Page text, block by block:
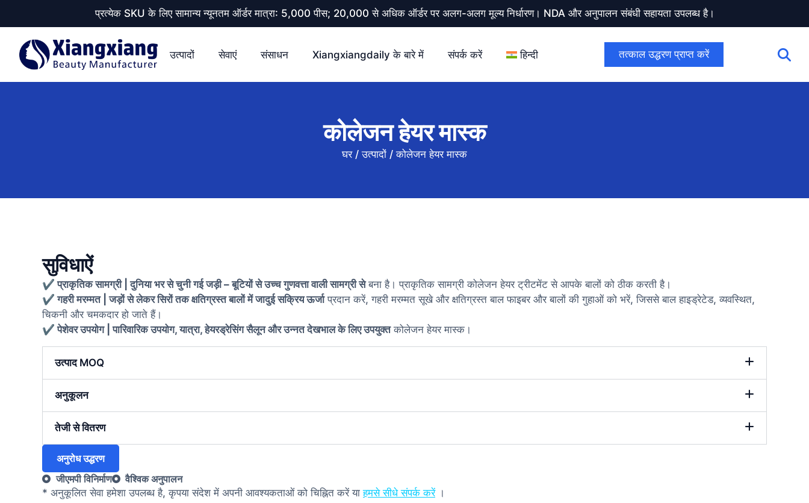
प्रत्येक SKU के लिए सामान्य न्यूनतम ऑर्डर मात्रा: 5,000 पीस; 20,000 से अधिक ऑर्डर पर अलग-अलग मूल्य निर्धारण। NDA और अनुपालन संबंधी सहायता उपलब्ध है।
उत्पादों सेवाएं संसाधन Xiangxiangdaily के बारे में संपर्क करें हिन्दी तत्काल उद्धरण प्राप्त करें
कोलेजन हेयर मास्क
घर/उत्पादों /कोलेजन हेयर मास्क
सुविधाऐं
✔ प्राकृतिक सामग्री | दुनिया भर से चुनी गई जड़ी – बूटियों से उच्च गुणवत्ता वाली सामग्री सेबना है। प्राकृतिक सामग्री कोलेजन हेयर ट्रीटमेंट से आपके बालों को ठीक करती है।
✔ गहरी मरम्मत | जड़ों से लेकर सिरों तक क्षतिग्रस्त बालों में जादुई सक्रिय ऊर्जाप्रदान करें, गहरी मरम्मत सूखे और क्षतिग्रस्त बाल फाइबर और बालों की गुहाओं को भरें, जिससे बाल हाइड्रेटेड, व्यवस्थित,
चिकनी और चमकदार हो जाते हैं।
✔ पेशेवर उपयोग | पारिवारिक उपयोग, यात्रा, हेयरड्रेसिंग सैलून और उन्नत देखभाल के लिए उपयुक्तकोलेजन हेयर मास्क।
उत्पाद MOQ
अनुकूलन
तेजी से वितरण
अनुरोध उद्धरण
जीएमपी विनिर्माण
वैश्विक अनुपालन
* अनुकूलित सेवा हमेशा उपलब्ध है, कृपया संदेश में अपनी आवश्यकताओं को चिह्नित करें याहमसे सीधे संपर्क करें।